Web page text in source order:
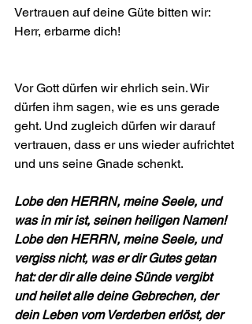
Vertrauen auf deine Güte bitten wir:
Herr, erbarme dich!
Vor Gott dürfen wir ehrlich sein. Wir
dürfen ihm sagen, wie es uns gerade
geht. Und zugleich dürfen wir darauf
vertrauen, dass er uns wieder aufrichtet
und uns seine Gnade schenkt.
Lobe den HERRN, meine Seele, und
was in mir ist, seinen heiligen Namen!
Lobe den HERRN, meine Seele, und
vergiss nicht, was er dir Gutes getan
hat: der dir alle deine Sünde vergibt
und heilet alle deine Gebrechen, der
dein Leben vom Verderben erlöst, der